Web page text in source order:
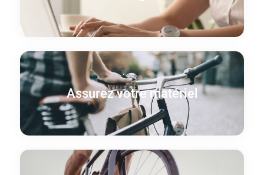
Assurez votre matériel